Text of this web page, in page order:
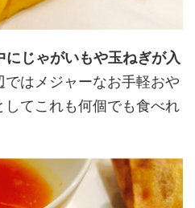
じゃがいもや玉ねぎが入
ではメジャーなお手軽おや
てこれも何個でも食べれ